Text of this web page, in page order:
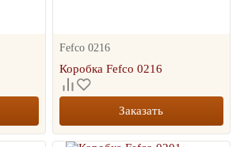
Fefco 0216
Коробка Fefco 0216
Заказать